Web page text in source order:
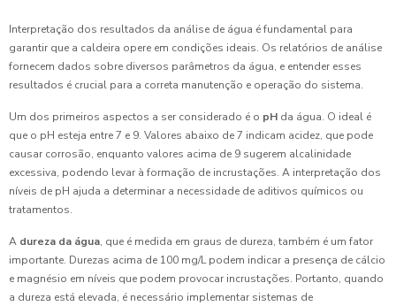
Interpretação dos resultados da análise de água é fundamental para
garantir que a caldeira opere em condições ideais. Os relatórios de análise
fornecem dados sobre diversos parâmetros da água, e entender esses
resultados é crucial para a correta manutenção e operação do sistema.
Um dos primeiros aspectos a ser considerado é o pH da água. O ideal é
que o pH esteja entre 7 e 9. Valores abaixo de 7 indicam acidez, que pode
causar corrosão, enquanto valores acima de 9 sugerem alcalinidade
excessiva, podendo levar à formação de incrustações. A interpretação dos
níveis de pH ajuda a determinar a necessidade de aditivos químicos ou
tratamentos.
A dureza da água, que é medida em graus de dureza, também é um fator
importante. Durezas acima de 100 mg/L podem indicar a presença de cálcio
e magnésio em níveis que podem provocar incrustações. Portanto, quando
a dureza está elevada, é necessário implementar sistemas de